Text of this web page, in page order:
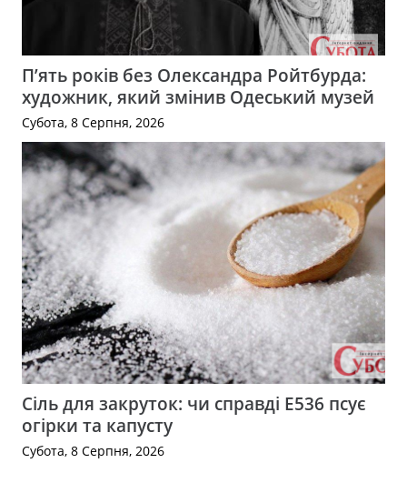
П’ять років без Олександра Ройтбурда:
художник, який змінив Одеський музей
Субота, 8 Серпня, 2026
Сіль для закруток: чи справді Е536 псує
огірки та капусту
Субота, 8 Серпня, 2026